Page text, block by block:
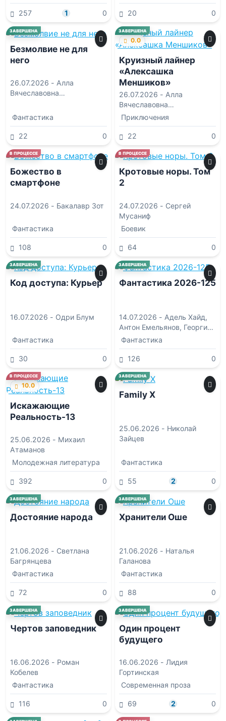
257 1 0 20 0
ЗАВЕРШЕНА
0.0
Безмолвие не для
него
26.07.2026 - Алла
Вячеславовна
Фантастика
22 0
ЗАВЕРШЕНА
0.0
Круизный лайнер
«Алексашка
Меншиков»
26.07.2026 - Алла
Вячеславовна
Белолипецкая
Приключения
22 0
В ПРОЦЕССЕ
0.0
Божество в
смартфоне
24.07.2026 - Бакалавр Зот
Фантастика
108 0
В ПРОЦЕССЕ
0.0
Кротовые норы. Том
2
24.07.2026 - Сергей
Мусаниф
Боевик
64 0
ЗАВЕРШЕНА
0.0
Код доступа: Курьер
16.07.2026 - Одри Блум
Фантастика
30 0
ЗАВЕРШЕНА
10.0
Фантастика 2026-125
14.07.2026 - Адель Хайд,
Антон Емельянов, Георгий
Лопатин,Елена Кароль
Наталья Дмитриевна
Калинина
Фантастика
126 0
В ПРОЦЕССЕ
10.0
Искажающие
Реальность-13
25.06.2026 - Михаил
Атаманов
Молодежная литература
392 0
ЗАВЕРШЕНА
0.0
Family X
25.06.2026 - Николай
Зайцев
Фантастика
55 2 0
ЗАВЕРШЕНА
0.0
Достояние народа
21.06.2026 - Светлана
Багрянцева
Фантастика
72 0
ЗАВЕРШЕНА
0.0
Хранители Оше
21.06.2026 - Наталья
Галанова
Фантастика
88 0
ЗАВЕРШЕНА
0.0
Чертов заповедник
16.06.2026 - Роман
Кобелев
Фантастика
116 0
ЗАВЕРШЕНА
0.0
Один процент
будущего
16.06.2026 - Лидия
Гортинская
Современная проза
69 2 0